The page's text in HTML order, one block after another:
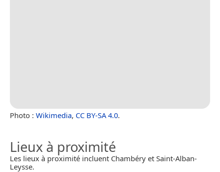
Photo : Wikimedia, CC BY-SA 4.0.
Lieux à proximité
Les lieux à proximité incluent Chambéry et Saint-Alban-
Leysse.